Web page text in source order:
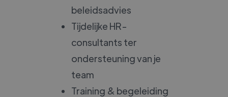
beleidsadvies
Tijdelijke HR-
consultants ter
ondersteuning van je
team
Training & begeleiding